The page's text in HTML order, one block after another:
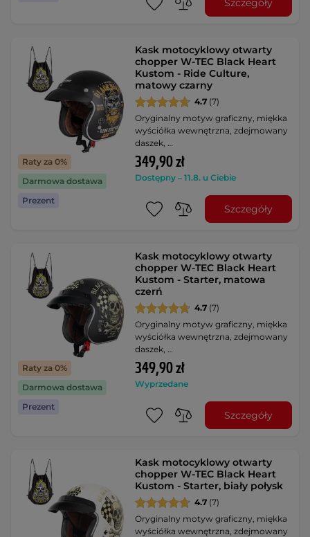
Raty za 0%
Darmowa dostawa
Prezent
Kask motocyklowy otwarty
chopper W-TEC Black Heart
Kustom - Ride Culture,
matowy czarny
4.7 (7)
Oryginalny motyw graficzny, miękka
wyściółka wewnętrzna, zdejmowany
daszek, …
349,90 zł
Dostępny – 11.8. u Ciebie
Szczegóły
Raty za 0%
Darmowa dostawa
Prezent
Kask motocyklowy otwarty
chopper W-TEC Black Heart
Kustom - Starter, matowa
czerń
4.7 (7)
Oryginalny motyw graficzny, miękka
wyściółka wewnętrzna, zdejmowany
daszek, …
349,90 zł
Wyprzedane
Szczegóły
Kask motocyklowy otwarty
chopper W-TEC Black Heart
Kustom - Starter, biały połysk
4.7 (7)
Oryginalny motyw graficzny, miękka
wyściółka wewnętrzna, zdejmowany